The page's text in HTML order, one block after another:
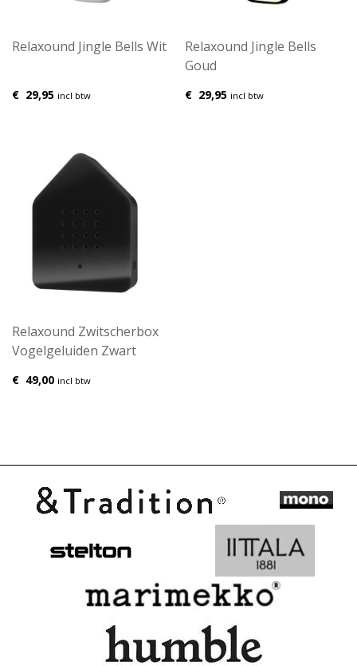
Relaxound Jingle Bells Wit
€ 29,95 incl btw
Relaxound Jingle Bells
Goud
€ 29,95 incl btw
Relaxound Zwitscherbox
Vogelgeluiden Zwart
€ 49,00 incl btw